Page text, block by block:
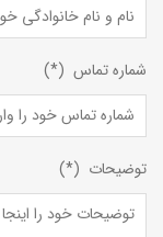
شماره تماس (*)
توضیحات (*)